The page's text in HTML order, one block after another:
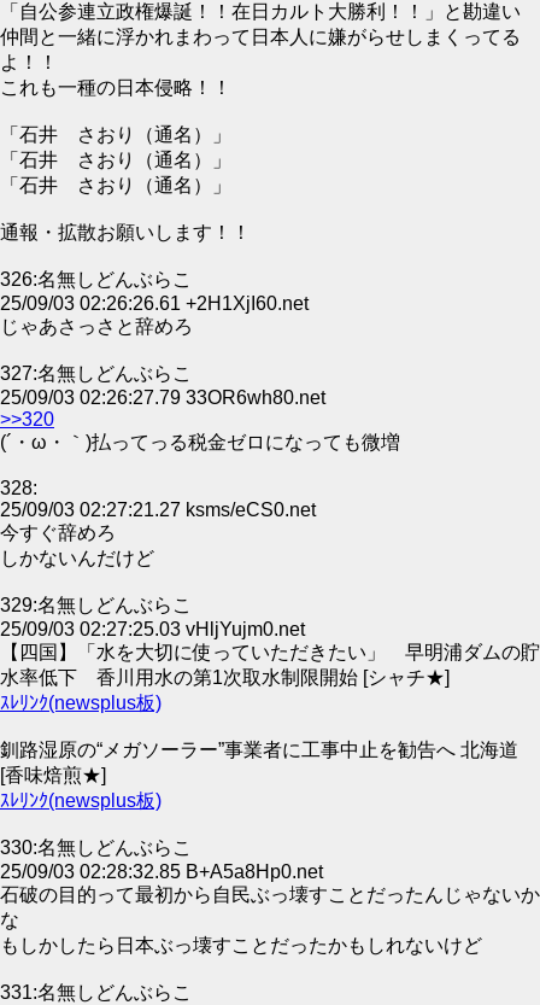
「自公参連立政権爆誕！！在日カルト大勝利！！」と勘違い
仲間と一緒に浮かれまわって日本人に嫌がらせしまくってる
よ！！
これも一種の日本侵略！！
「石井 さおり（通名）」
「石井 さおり（通名）」
「石井 さおり（通名）」
通報・拡散お願いします！！
326:名無しどんぶらこ
25/09/03 02:26:26.61 +2H1XjI60.net
じゃあさっさと辞めろ
327:名無しどんぶらこ
25/09/03 02:26:27.79 33OR6wh80.net
>>320
(´・ω・｀)払ってっる税金ゼロになっても微増
328:
25/09/03 02:27:21.27 ksms/eCS0.net
今すぐ辞めろ
しかないんだけど
329:名無しどんぶらこ
25/09/03 02:27:25.03 vHljYujm0.net
【四国】「水を大切に使っていただきたい」 早明浦ダムの貯
水率低下 香川用水の第1次取水制限開始 [シャチ★]
ｽﾚﾘﾝｸ(newsplus板)
釧路湿原の“メガソーラー”事業者に工事中止を勧告へ 北海道
[香味焙煎★]
ｽﾚﾘﾝｸ(newsplus板)
330:名無しどんぶらこ
25/09/03 02:28:32.85 B+A5a8Hp0.net
石破の目的って最初から自民ぶっ壊すことだったんじゃないか
な
もしかしたら日本ぶっ壊すことだったかもしれないけど
331:名無しどんぶらこ